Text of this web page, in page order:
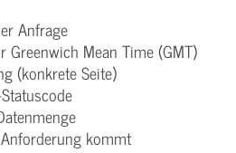
Anfrage
Greenwich Mean Time (GMT)
(konkrete Seite)
kommt